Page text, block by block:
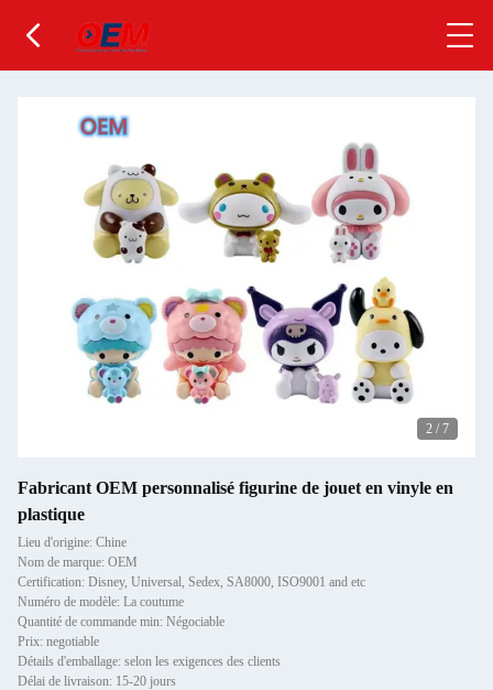
2 / 7
Fabricant OEM personnalisé figurine de jouet en vinyle en
plastique
Lieu d'origine: Chine
Nom de marque: OEM
Certification: Disney, Universal, Sedex, SA8000, ISO9001 and etc
Numéro de modèle: La coutume
Quantité de commande min: Négociable
Prix: negotiable
Détails d'emballage: selon les exigences des clients
Délai de livraison: 15-20 jours